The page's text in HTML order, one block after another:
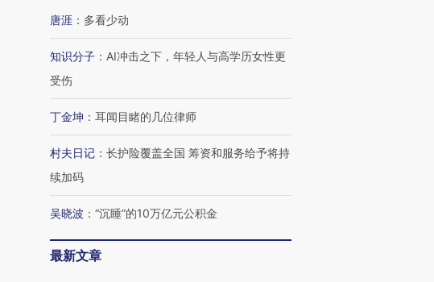
唐涯 ： 多看少动
知识分子 ： AI冲击之下，年轻人与高学历女性更
受伤
丁金坤 ： 耳闻目睹的几位律师
村夫日记 ： 长护险覆盖全国 筹资和服务给予将持
续加码
吴晓波 ： “沉睡”的10万亿元公积金
最新文章